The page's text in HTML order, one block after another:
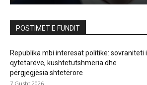
POSTIMET E FUNDIT
Republika mbi interesat politike: sovraniteti i
qytetarëve, kushtetutshmëria dhe
përgjegjësia shtetërore
7 Gusht 2026